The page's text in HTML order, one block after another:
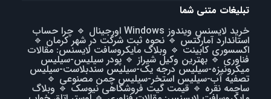
تبلیغات متنی شما
خرید لایسنس ویندوز Windows اورجینال
🔹 چرا حساب
استاندارد آمارکتس 🔹نحوه ثبت شرکت در شهر کرمان 🔹
اکسسوری کابینت 🔹 وبلاگ مایکروسافت لایسنس: مقالات
فناوری🔹 بهترین وکیل شیراز 🔹پودر سیلیس-سیلیس
میکرونیزه-سیلیس درجه یک-سیلیس سندبلاست-سیلیس
تصفیه آب-سیلیس استخر-سیلیس چمن مصنوعی 🔹
ساچمه نقره 🔹قیمت گیت فروشگاهی نیوسک 🔹 وبلاگ